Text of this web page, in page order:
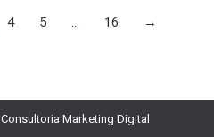
4 5 … 16 →
Consultoria Marketing Digital